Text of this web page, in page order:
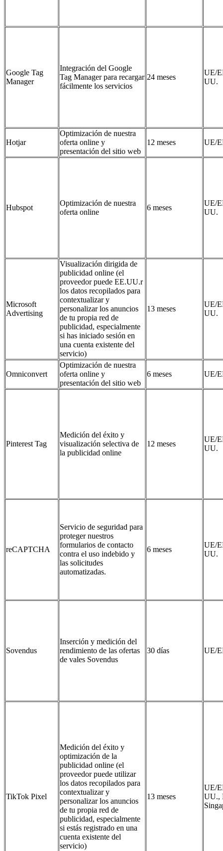
Google Tag
Manager
Integración del Google
Tag Manager para recargar
fácilmente los servicios
24 meses
UE/
UU.
Hotjar
Optimización de nuestra
oferta online y
presentación del sitio web
12 meses UE/
Hubspot
Optimización de nuestra
oferta online
6 meses
UE/
UU.
Microsoft
Advertising
Visualización dirigida de
publicidad online (el
proveedor puede EE.UU.r
los datos recopilados para
contextualizar y
personalizar los anuncios
de tu propia red de
publicidad, especialmente
si has iniciado sesión en
una cuenta existente del
servicio)
13 meses
UE/
UU.
Omniconvert
Optimización de nuestra
oferta online y
presentación del sitio web
6 meses UE/
Pinterest Tag
Medición del éxito y
visualización selectiva de
la publicidad online
12 meses
UE/
UU.
reCAPTCHA
Servicio de seguridad para
proteger nuestros
formularios de contacto
contra el uso indebido y
las solicitudes
automatizadas.
6 meses
UE/
UU.
Sovendus
Inserción y medición del
rendimiento de las ofertas
de vales Sovendus
30 días UE/
TikTok Pixel
Medición del éxito y
optimización de la
publicidad online (el
proveedor puede utilizar
los datos recopilados para
contextualizar y
personalizar los anuncios
de tu propia red de
publicidad, especialmente
si estás registrado en una
cuenta existente del
servicio)
13 meses
UE/
UU.,